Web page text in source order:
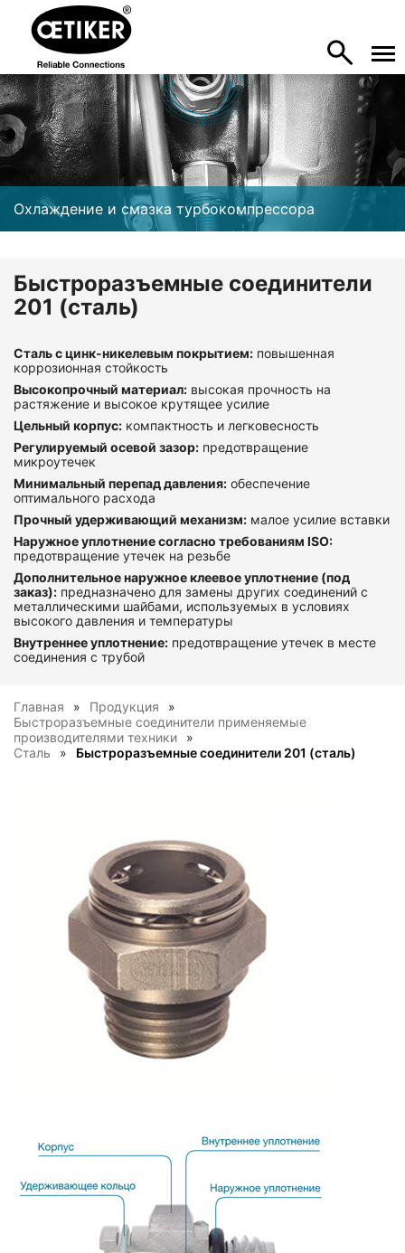
Охлаждение и смазка турбокомпрессора
Быстроразъемные соединители
201 (сталь)
Сталь с цинк-никелевым покрытием: повышенная
коррозионная стойкость
Высокопрочный материал: высокая прочность на
растяжение и высокое крутящее усилие
Цельный корпус: компактность и легковесность
Регулируемый осевой зазор: предотвращение
микроутечек
Минимальный перепад давления: обеспечение
оптимального расхода
Прочный удерживающий механизм: малое усилие вставки
Наружное уплотнение согласно требованиям ISO:
предотвращение утечек на резьбе
Дополнительное наружное клеевое уплотнение (под
заказ): предназначено для замены других соединений с
металлическими шайбами, используемых в условиях
высокого давления и температуры
Внутреннее уплотнение: предотвращение утечек в месте
соединения с трубой
Главная
Продукция
Быстроразъемные соединители применяемые
производителями техники
Сталь
Быстроразъемные соединители 201 (сталь)